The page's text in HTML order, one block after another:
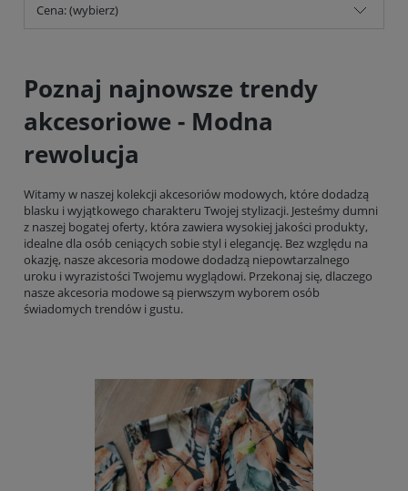
Cena: (wybierz)
Poznaj najnowsze trendy
akcesoriowe - Modna
rewolucja
Witamy w naszej kolekcji akcesoriów modowych, które dodadzą
blasku i wyjątkowego charakteru Twojej stylizacji. Jesteśmy dumni
z naszej bogatej oferty, która zawiera wysokiej jakości produkty,
idealne dla osób ceniących sobie styl i elegancję. Bez względu na
okazję, nasze akcesoria modowe dodadzą niepowtarzalnego
uroku i wyrazistości Twojemu wyglądowi. Przekonaj się, dlaczego
nasze akcesoria modowe są pierwszym wyborem osób
świadomych trendów i gustu.